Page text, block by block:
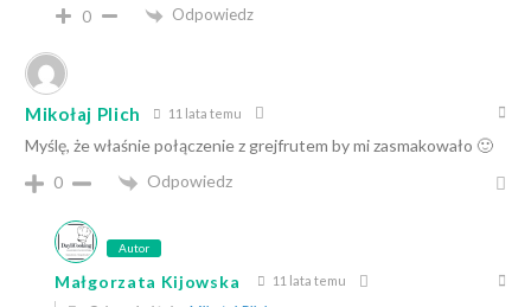
0 Odpowiedz
Mikołaj Plich 11 lata temu
Myślę, że właśnie połączenie z grejfrutem by mi zasmakowało 🙂
0
Odpowiedz
Autor
Małgorzata Kijowska 11 lata temu